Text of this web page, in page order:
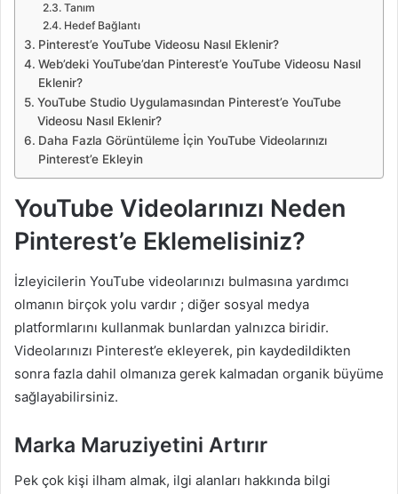
Tanım
Hedef Bağlantı
Pinterest’e YouTube Videosu Nasıl Eklenir?
Web’deki YouTube’dan Pinterest’e YouTube Videosu Nasıl
Eklenir?
YouTube Studio Uygulamasından Pinterest’e YouTube
Videosu Nasıl Eklenir?
Daha Fazla Görüntüleme İçin YouTube Videolarınızı
Pinterest’e Ekleyin
YouTube Videolarınızı Neden
Pinterest’e Eklemelisiniz?
İzleyicilerin YouTube videolarınızı bulmasına yardımcı
olmanın birçok yolu vardır ; diğer sosyal medya
platformlarını kullanmak bunlardan yalnızca biridir.
Videolarınızı Pinterest’e ekleyerek, pin kaydedildikten
sonra fazla dahil olmanıza gerek kalmadan organik büyüme
sağlayabilirsiniz.
Marka Maruziyetini Artırır
Pek çok kişi ilham almak, ilgi alanları hakkında bilgi